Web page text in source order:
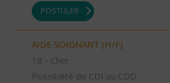
POSTULER
AIDE SOIGNANT (H/F)
18 - Cher
Possibilité de CDI ou CDD